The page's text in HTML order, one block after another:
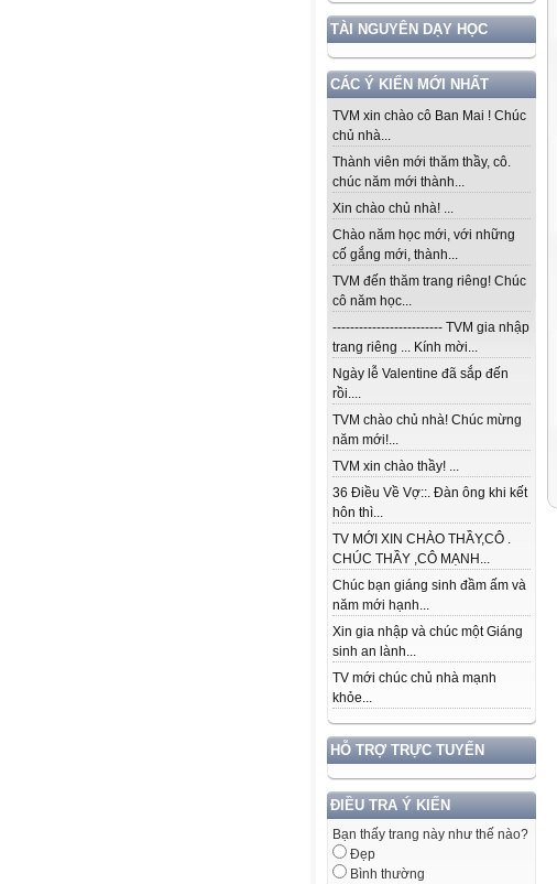
TÀI NGUYÊN DẠY HỌC
CÁC Ý KIẾN MỚI NHẤT
TVM xin chào cô Ban Mai ! Chúc
chủ nhà...
Thành viên mới thăm thầy, cô.
chúc năm mới thành...
Xin chào chủ nhà! ...
Chào năm học mới, với những
cố gắng mới, thành...
TVM đến thăm trang riêng! Chúc
cô năm học...
------------------------- TVM gia nhập
trang riêng ... Kính mời...
Ngày lễ Valentine đã sắp đến
rồi....
TVM chào chủ nhà! Chúc mừng
năm mới!...
TVM xin chào thầy! ...
36 Điều Về Vợ::. Đàn ông khi kết
hôn thì...
TV MỚI XIN CHÀO THẦY,CÔ .
CHÚC THẦY ,CÔ MẠNH...
Chúc bạn giáng sinh đầm ấm và
năm mới hạnh...
Xin gia nhập và chúc một Giáng
sinh an lành...
TV mới chúc chủ nhà mạnh
khỏe...
HỖ TRỢ TRỰC TUYẾN
ĐIỀU TRA Ý KIẾN
Bạn thấy trang này như thế nào?
Đẹp
Bình thường